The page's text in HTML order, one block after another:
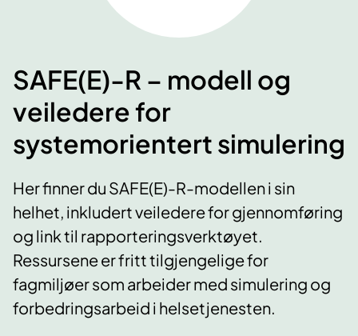
SAFE(E)-R – modell og
veiledere for
systemorientert simulering
Her finner du SAFE(E)-R-modellen i sin
helhet, inkludert veiledere for gjennomføring
og link til rapporteringsverktøyet.
Ressursene er fritt tilgjengelige for
fagmiljøer som arbeider med simulering og
forbedringsarbeid i helsetjenesten.